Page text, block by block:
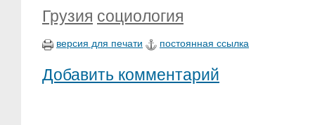
Грузия социология
версия для печати постоянная ссылка
Добавить комментарий